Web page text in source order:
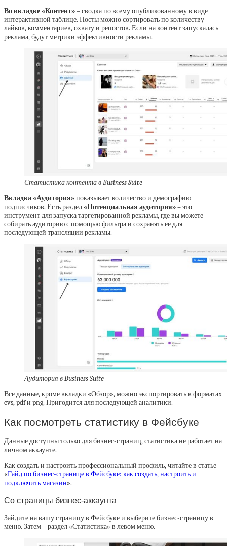
Во вкладке «Контент»– сводка по всему опубликованному в виде
интерактивной таблице. Посты можно сортировать по количеству
лайков, комментариев, охвату и репостов. Если на контент запускалась
реклама, будут метрики эффективности рекламы.
Статистика контента в Business Suite
Вкладка «Аудитория»показывает количество и демографию
подписчиков. Есть раздел«Потенциальная аудитория»– это
инструмент для запуска таргетированной рекламы, где вы можете
собирать аудиторию с помощью фильтра и сохранять ее для
последующей трансляции рекламы.
Аудитория в Business Suite
Все данные, кроме вкладки «Обзор», можно экспортировать в форматах
cvs, pdf и png. Пригодится для последующей аналитики.
Как посмотреть статистику в Фейсбуке
Данные доступны только для бизнес-страниц, статистика не работает на
личном аккаунте.
Как создать и настроить профессиональный профиль, читайте в статье
«Гайд по бизнес-странице в Фейсбуке: как создать, настроить и
подключить магазин».
Со страницы бизнес-аккаунта
Зайдите на вашу страницу в Фейсбуке и выберите бизнес-страницу в
меню. Затем – раздел «Статистика» в левом меню.